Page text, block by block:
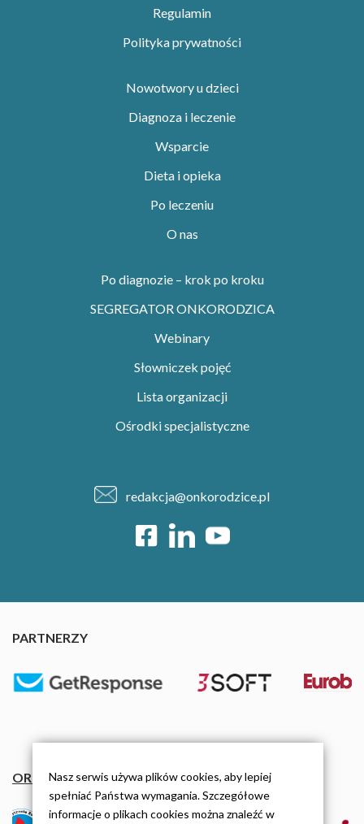
Regulamin
Polityka prywatności
Nowotwory u dzieci
Diagnoza i leczenie
Wsparcie
Dieta i opieka
Po leczeniu
O nas
Po diagnozie – krok po kroku
SEGREGATOR ONKORODZICA
Webinary
Słowniczek pojęć
Lista organizacji
Ośrodki specjalistyczne
redakcja@onkorodzice.pl
PARTNERZY
ORGANIZACJE
Nasz serwis używa plików cookies, aby lepiej
spełniać Państwa wymagania. Szczegółowe
informacje o plikach cookies można znaleźć w